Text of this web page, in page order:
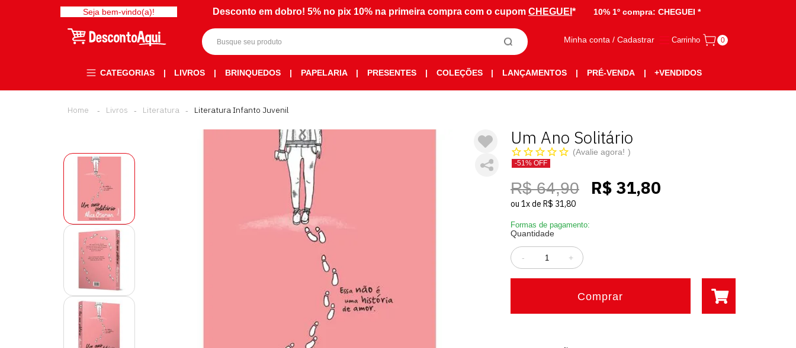
Seja bem-vindo(a)! Desconto em dobro! 5% no pix 10% na primeira compra com o cupom CHEGUEI * 10% 1º compra: CHEGUEI *
Minha conta / Cadastrar Carrinho 0
CATEGORIAS | LIVROS | BRINQUEDOS | PAPELARIA | PRESENTES | COLEÇÕES | LANÇAMENTOS | PRÉ-VENDA | +VENDIDOS
Livros Literatura Literatura Infanto Juvenil
Um Ano Solitário
Avalie agora!
-51% OFF
R$ 64,90 R$ 31,80
ou 1xde R$ 31,80
Formas de pagamento:
Quantidade
+
-
Comprar